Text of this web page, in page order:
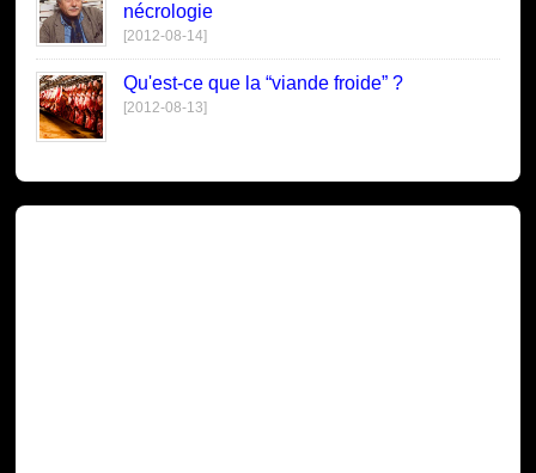
nécrologie
[2012-08-14]
Qu'est-ce que la “viande froide” ?
[2012-08-13]